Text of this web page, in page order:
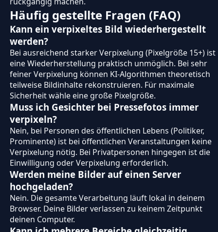
Häufig gestellte Fragen (FAQ)
Kann ein verpixeltes Bild wiederhergestellt
werden?
Bei ausreichend starker Verpixelung (Pixelgröße 15+) ist
eine Wiederherstellung praktisch unmöglich. Bei sehr
feiner Verpixelung können KI-Algorithmen theoretisch
teilweise Bildinhalte rekonstruieren. Für maximale
Sicherheit wähle eine große Pixelgröße.
Muss ich Gesichter bei Pressefotos immer
verpixeln?
Nein, bei Personen des öffentlichen Lebens (Politiker,
Prominente) ist bei öffentlichen Veranstaltungen keine
Verpixelung nötig. Bei Privatpersonen hingegen ist die
Einwilligung oder Verpixelung erforderlich.
Werden meine Bilder auf einen Server
hochgeladen?
Nein. Die gesamte Verarbeitung läuft lokal in deinem
Browser. Deine Bilder verlassen zu keinem Zeitpunkt
deinen Computer.